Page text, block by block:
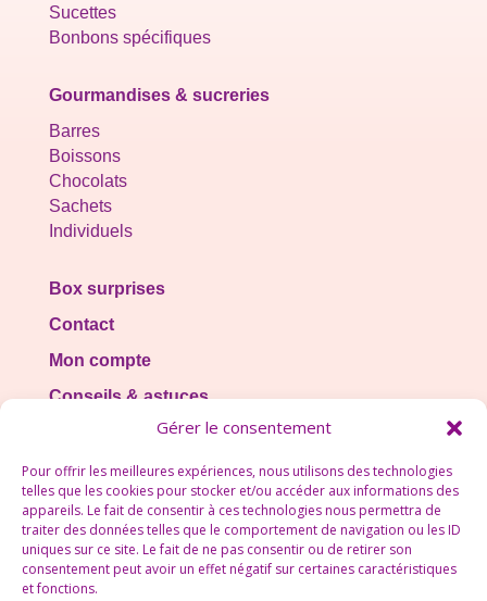
Gérer le consentement
Pour offrir les meilleures expériences, nous utilisons des technologies
telles que les cookies pour stocker et/ou accéder aux informations des
appareils. Le fait de consentir à ces technologies nous permettra de
traiter des données telles que le comportement de navigation ou les ID
uniques sur ce site. Le fait de ne pas consentir ou de retirer son
consentement peut avoir un effet négatif sur certaines caractéristiques
et fonctions.
Sucettes
Bonbons spécifiques
Gourmandises & sucreries
Barres
Boissons
Chocolats
Sachets
Individuels
Box surprises
Contact
Mon compte
Conseils & astuces